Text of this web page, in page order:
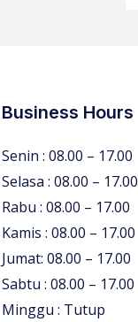
Business Hours
Senin : 08.00 – 17.00
Selasa : 08.00 – 17.00
Rabu : 08.00 – 17.00
Kamis : 08.00 – 17.00
Jumat: 08.00 – 17.00
Sabtu : 08.00 – 17.00
Minggu : Tutup